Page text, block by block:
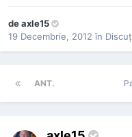
deaxle15
19 Decembrie, 2012 în
ANT.